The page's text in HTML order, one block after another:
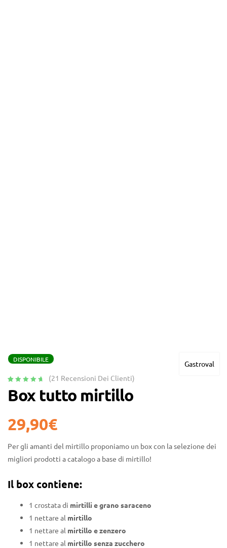
Gastroval
DISPONIBILE
su 5 su
(21 Recensioni Dei Clienti)
Box tutto mirtillo
29,90€
Per gli amanti del mirtillo proponiamo un box con la selezione dei
migliori prodotti a catalogo a base di mirtillo!
Il box contiene:
1 crostata di mirtilli e grano saraceno
1 nettare al mirtillo
1 nettare al mirtillo e zenzero
1 nettare al mirtillo senza zucchero